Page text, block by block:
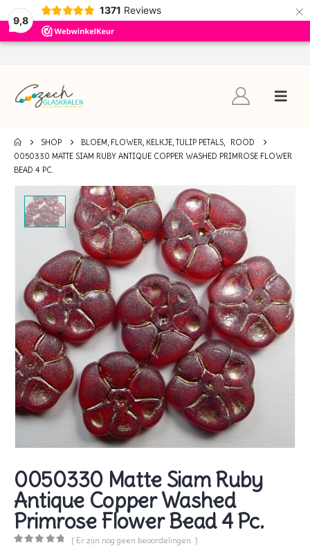
9,8
1371 Reviews ×
SHOP BLOEM, FLOWER, KELKJE, TULIP PETALS, ROOD
0050330 MATTE SIAM RUBY ANTIQUE COPPER WASHED PRIMROSE FLOWER
BEAD 4 PC.
0050330 Matte Siam Ruby
Antique Copper Washed
Primrose Flower Bead 4 Pc.
( Er zijn nog geen beoordelingen. )